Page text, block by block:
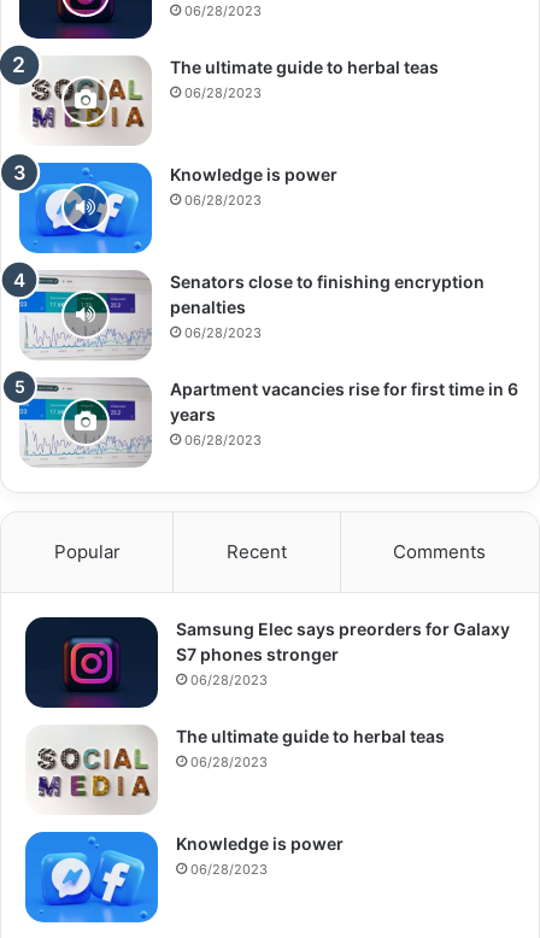
06/28/2023
The ultimate guide to herbal teas
06/28/2023
Knowledge is power
06/28/2023
Senators close to finishing encryption
penalties
06/28/2023
Apartment vacancies rise for first time in 6
years
06/28/2023
Popular Recent Comments
Samsung Elec says preorders for Galaxy
S7 phones stronger
06/28/2023
The ultimate guide to herbal teas
06/28/2023
Knowledge is power
06/28/2023